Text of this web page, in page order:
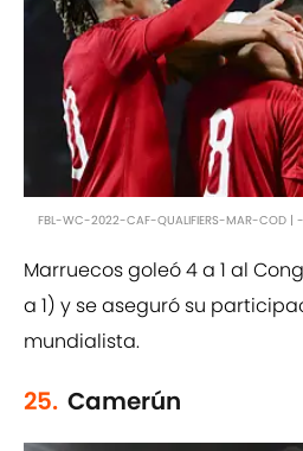
FBL-WC-2022-CAF-QUALIFIERS-MAR-COD
Marruecos goleó 4 a 1 al
a 1) y se aseguró su
mundialista.
25. Camerún